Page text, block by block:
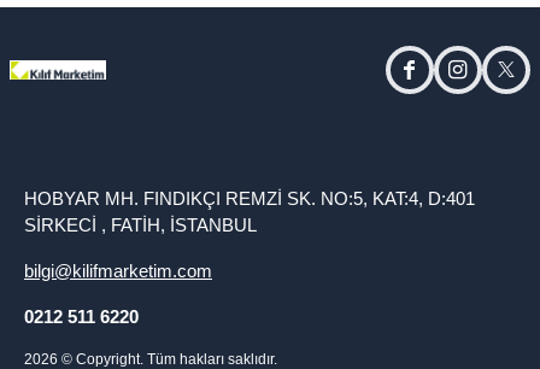
facebookinstagram
HOBYAR MH. FINDIKÇI REMZİ SK. NO:5, KAT:4, D:401
SİRKECİ , FATİH, İSTANBUL
bilgi@kilifmarketim.com
0212 511 6220
2026 © Copyright. Tüm hakları saklıdır.